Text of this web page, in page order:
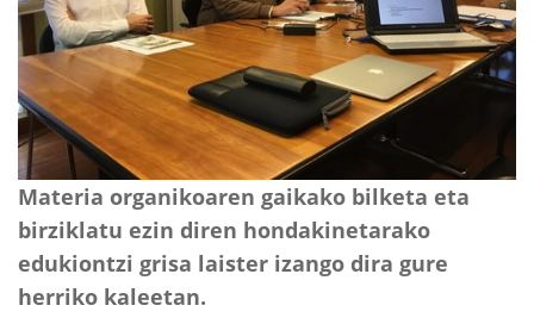
Materia organikoaren gaikako bilketa eta
birziklatu ezin diren hondakinetarako
edukiontzi grisa laister izango dira gure
herriko kaleetan.